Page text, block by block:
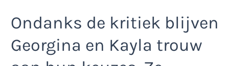
Ondanks de kritiek blijven
Georgina en Kayla trouw